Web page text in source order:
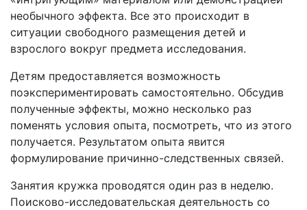
необычного эффекта. Все это происходит в
ситуации свободного размещения детей и
взрослого вокруг предмета исследования.
Детям предоставляется возможность
поэкспериментировать самостоятельно. Обсудив
полученные эффекты, можно несколько раз
поменять условия опыта, посмотреть, что из этого
получается. Результатом опыта явится
формулирование причинно-следственных связей.
Занятия кружка проводятся один раз в неделю.
Поисково-исследовательская деятельность со